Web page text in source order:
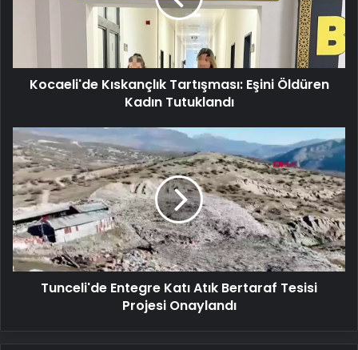
Kocaeli'de Kıskançlık Tartışması: Eşini Öldüren
Kadın Tutuklandı
Tunceli'de
Entegre
Katı
Atık
Bertaraf
Tesisi
Projesi
Onaylandı
Tunceli'de Entegre Katı Atık Bertaraf Tesisi
Projesi Onaylandı